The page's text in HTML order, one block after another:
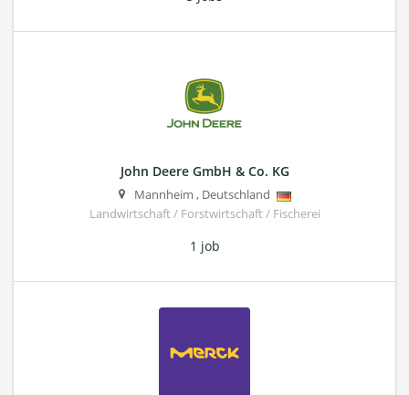
John Deere GmbH & Co. KG
Mannheim , Deutschland
Landwirtschaft / Forstwirtschaft / Fischerei
1 job